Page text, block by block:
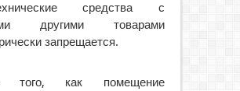
средства с
другими товарами
запрещается.
того, как помещение